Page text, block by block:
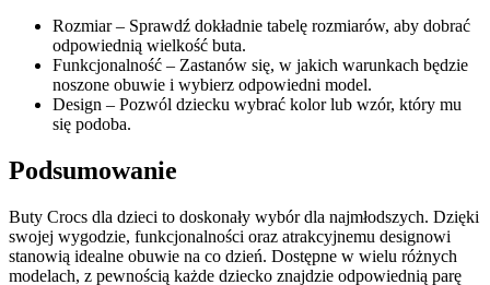
Rozmiar – Sprawdź dokładnie tabelę rozmiarów, aby dobrać
odpowiednią wielkość buta.
Funkcjonalność – Zastanów się, w jakich warunkach będzie
noszone obuwie i wybierz odpowiedni model.
Design – Pozwól dziecku wybrać kolor lub wzór, który mu
się podoba.
Podsumowanie
Buty Crocs dla dzieci to doskonały wybór dla najmłodszych. Dzięki
swojej wygodzie, funkcjonalności oraz atrakcyjnemu designowi
stanowią idealne obuwie na co dzień. Dostępne w wielu różnych
modelach, z pewnością każde dziecko znajdzie odpowiednią parę